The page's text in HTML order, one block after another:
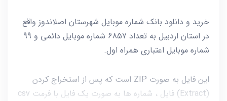
خرید و دانلود بانک شماره موبایل شهرستان اصلاندوز واقع
در استان اردبیل به تعداد 6857 شماره موبایل دائمی و 99
شماره موبایل اعتباری همراه اول.
این فایل به صورت ZIP است که پس از استخراج کردن
(Extract) فایل ، شماره ها به صورت یک فایل با فرمت csv